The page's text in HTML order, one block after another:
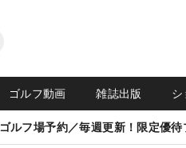
ゴルフ動画 雑誌出版 シ
ゴルフ場予約／毎週更新！限定優待